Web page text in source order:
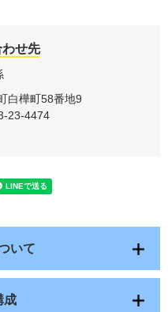
せ先
白樺町58番地9
23-4474
いて
成